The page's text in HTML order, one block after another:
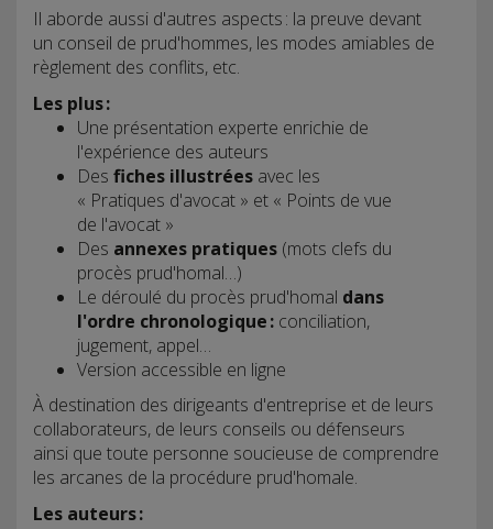
Il aborde aussi d'autres aspects : la preuve devant
un conseil de prud'hommes, les modes amiables de
règlement des conflits, etc.
Les plus :
Une présentation experte enrichie de
l'expérience des auteurs
Des fiches illustrées avec les
« Pratiques d'avocat » et « Points de vue
de l'avocat »
Des annexes pratiques (mots clefs du
procès prud'homal…)
Le déroulé du procès prud'homal dans
l'ordre chronologique : conciliation,
jugement, appel…
Version accessible en ligne
À destination des dirigeants d'entreprise et de leurs
collaborateurs, de leurs conseils ou défenseurs
ainsi que toute personne soucieuse de comprendre
les arcanes de la procédure prud'homale.
Les auteurs :